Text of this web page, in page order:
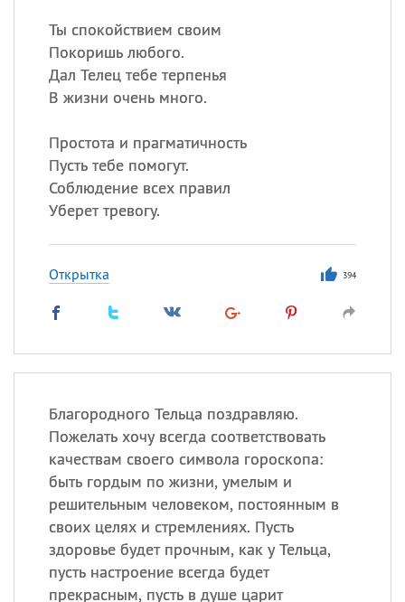
Ты спокойствием своим
Покоришь любого.
Дал Телец тебе терпенья
В жизни очень много.
Простота и прагматичность
Пусть тебе помогут.
Соблюдение всех правил
Уберет тревогу.
Открытка 394
Благородного Тельца поздравляю.
Пожелать хочу всегда соответствовать
качествам своего символа гороскопа:
быть гордым по жизни, умелым и
решительным человеком, постоянным в
своих целях и стремлениях. Пусть
здоровье будет прочным, как у Тельца,
пусть настроение всегда будет
прекрасным, пусть в душе царит